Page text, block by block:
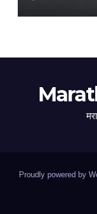
Proudly powered by